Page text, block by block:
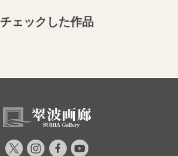
チェックした作品